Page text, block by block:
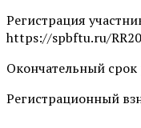
Регистрация
https://spbftu.ru/
Окончательный срок
Регистрационный